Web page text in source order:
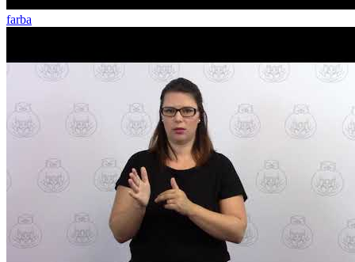
farba